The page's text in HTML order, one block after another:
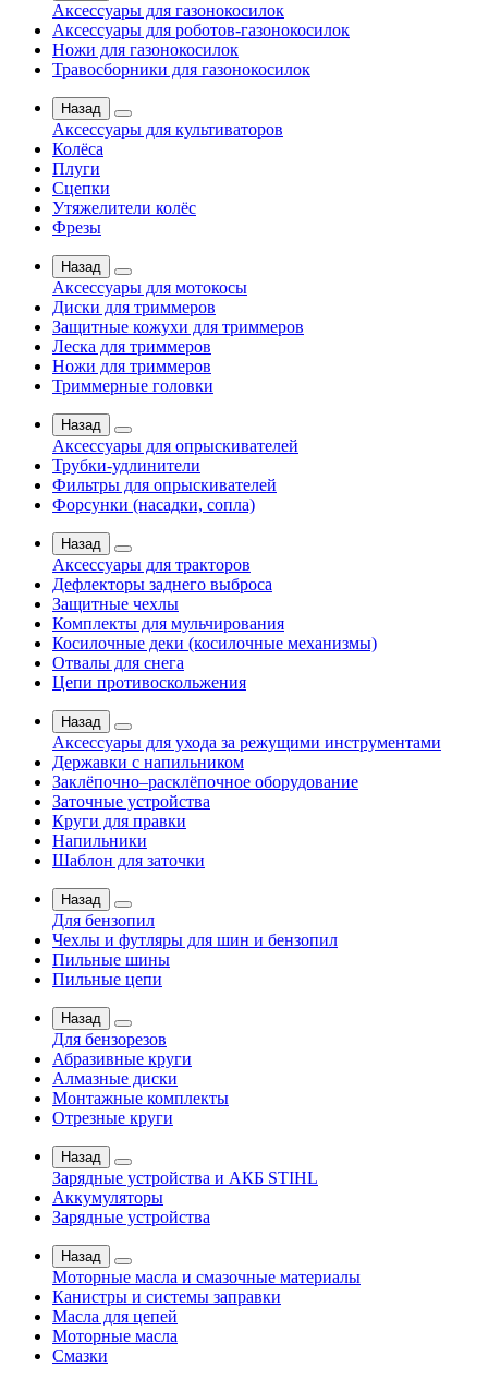
Аксессуары для газонокосилок
Аксессуары для роботов-газонокосилок
Ножи для газонокосилок
Травосборники для газонокосилок
Назад
Аксессуары для культиваторов
Колёса
Плуги
Сцепки
Утяжелители колёс
Фрезы
Назад
Аксессуары для мотокосы
Диски для триммеров
Защитные кожухи для триммеров
Леска для триммеров
Ножи для триммеров
Триммерные головки
Назад
Аксессуары для опрыскивателей
Трубки-удлинители
Фильтры для опрыскивателей
Форсунки (насадки, сопла)
Назад
Аксессуары для тракторов
Дефлекторы заднего выброса
Защитные чехлы
Комплекты для мульчирования
Косилочные деки (косилочные механизмы)
Отвалы для снега
Цепи противоскольжения
Назад
Аксессуары для ухода за режущими инструментами
Державки с напильником
Заклёпочно–расклёпочное оборудование
Заточные устройства
Круги для правки
Напильники
Шаблон для заточки
Назад
Для бензопил
Чехлы и футляры для шин и бензопил
Пильные шины
Пильные цепи
Назад
Для бензорезов
Абразивные круги
Алмазные диски
Монтажные комплекты
Отрезные круги
Назад
Зарядные устройства и АКБ STIHL
Аккумуляторы
Зарядные устройства
Назад
Моторные масла и смазочные материалы
Канистры и системы заправки
Масла для цепей
Моторные масла
Смазки